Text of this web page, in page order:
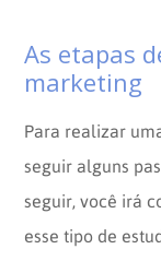
As etapas
marketing
Para realizar
seguir alguns
seguir, você irá
esse tipo de